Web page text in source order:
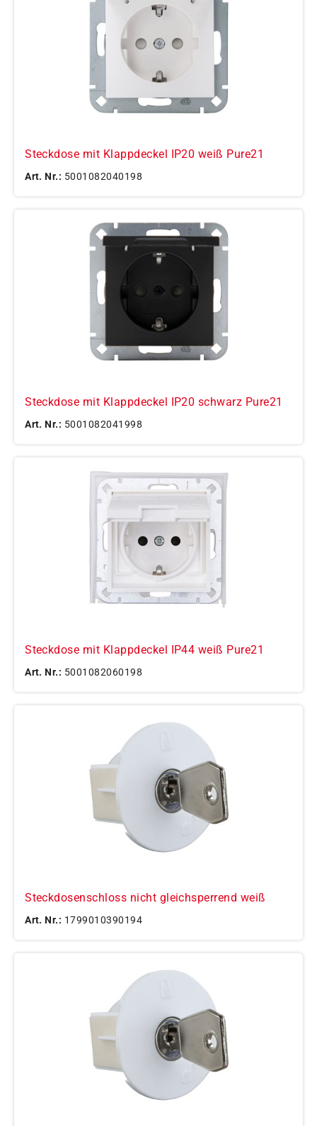
Steckdose mit Klappdeckel IP20 weiß Pure21
Art. Nr.: 5001082040198
Steckdose mit Klappdeckel IP20 schwarz Pure21
Art. Nr.: 5001082041998
Steckdose mit Klappdeckel IP44 weiß Pure21
Art. Nr.: 5001082060198
Steckdosenschloss nicht gleichsperrend weiß
Art. Nr.: 1799010390194